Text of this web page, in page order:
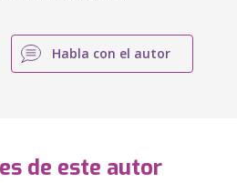
Habla con el autor
de este autor